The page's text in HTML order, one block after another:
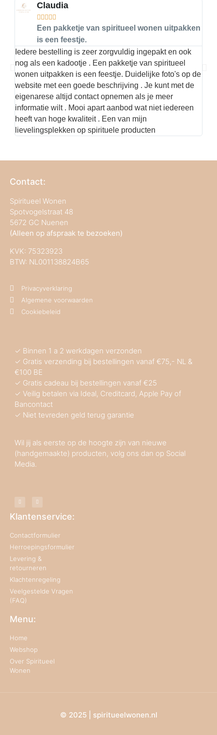
Claudia
    
Een pakketje van spiritueel wonen uitpakken
is een feestje.
Iedere bestelling is zeer zorgvuldig ingepakt en ook
nog als een kadootje . Een pakketje van spiritueel
wonen uitpakken is een feestje. Duidelijke foto's op de
website met een goede beschrijving . Je kunt met de
eigenarese altijd contact opnemen als je meer
informatie wilt . Mooi apart aanbod wat niet iedereen
heeft van hoge kwaliteit . Een van mijn
lievelingsplekken op spirituele producten
Contact:
Spiritueel Wonen
Spotvogelstraat 48
5672 GC Nuenen
(Alleen op afspraak te bezoeken)
KVK: 75323923
BTW: NL001138824B65
Privacyverklaring
Algemene voorwaarden
Cookiebeleid
✓ Binnen 1 a 2 werkdagen verzonden
✓ Gratis verzending bij bestellingen vanaf €75,- NL &
€100 BE
✓ Gratis cadeau bij bestellingen vanaf €25
✓ Veilig betalen via Ideal, Creditcard, Apple Pay of
Bancontact
✓ Niet tevreden geld terug garantie
Wil jij als eerste op de hoogte zijn van nieuwe
(handgemaakte) producten, volg ons dan op Social
Media.
Klantenservice:
Contactformulier
Herroepingsformulier
Levering &
retourneren
Klachtenregeling
Veelgestelde Vragen
(FAQ)
Menu:
Home
Webshop
Over Spiritueel
Wonen
© 2025 | spiritueelwonen.nl